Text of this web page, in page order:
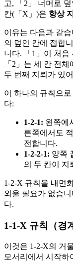
고, 「2」 너머로
칸(「X」)은 항상
이유는 다음과 같
의 덮인 칸에 접합
니다. 「1」이 처음
「2」는 세 칸 전
두 번째 지뢰가 있
이 하나의 규칙으
다:
1-2-1: 왼쪽에
른쪽에서도
전합니다.
1-2-2-1: 양쪽
의 두 칸이 지
1-2-X 규칙을 내면
외울 필요가 없습
다.
1-1-X 규칙（경
이것은 1-2-X의 거
모서리에서 시작하